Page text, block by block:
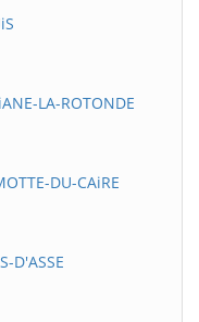
LA-ROTONDE
DU-CAiRE
D'ASSE